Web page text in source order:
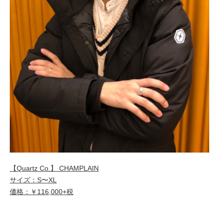
【Quartz Co.】 CHAMPLAIN
サイズ：S〜XL
価格：￥116,000+税